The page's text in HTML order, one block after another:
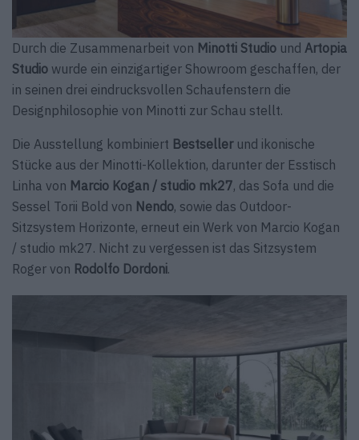
Durch die Zusammenarbeit von Minotti Studio und Artopia
Studio wurde ein einzigartiger Showroom geschaffen, der
in seinen drei eindrucksvollen Schaufenstern die
Designphilosophie von Minotti zur Schau stellt.
Die Ausstellung kombiniert Bestsellerund ikonische
Stücke aus der Minotti-Kollektion, darunter der Esstisch
Linha von Marcio Kogan / studio mk27, das Sofa und die
Sessel Torii Bold von Nendo, sowie das Outdoor-
Sitzsystem Horizonte, erneut ein Werk von Marcio Kogan
/ studio mk27. Nicht zu vergessen ist das Sitzsystem
Roger von Rodolfo Dordoni.